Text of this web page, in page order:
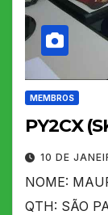
MEMBROS
PY2CX
10 DE
NOME:
QTH: SÃO